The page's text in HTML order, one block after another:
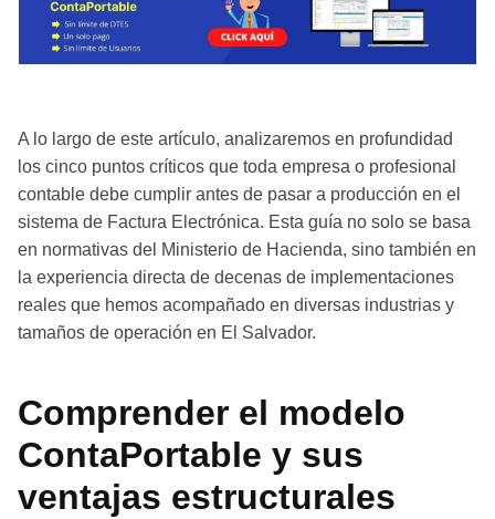
A lo largo de este artículo, analizaremos en profundidad
los cinco puntos críticos que toda empresa o profesional
contable debe cumplir antes de pasar a producción en el
sistema de Factura Electrónica. Esta guía no solo se basa
en normativas del Ministerio de Hacienda, sino también en
la experiencia directa de decenas de implementaciones
reales que hemos acompañado en diversas industrias y
tamaños de operación en El Salvador.
Comprender el modelo
ContaPortable y sus
ventajas estructurales